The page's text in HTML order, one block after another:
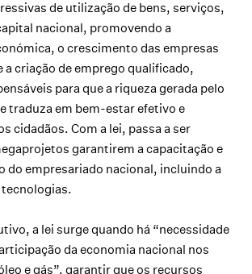
de utilização de bens, serviços,
nacional, promovendo a
o crescimento das empresas
a criação de emprego qualificado,
para que a riqueza gerada pelo
traduza em bem-estar efetivo e
cidadãos. Com a lei, passa a ser
garantirem a capacitação e
do empresariado nacional, incluindo a
a lei surge quando há “necessidade
da economia nacional nos
e gás”, garantir que os recursos